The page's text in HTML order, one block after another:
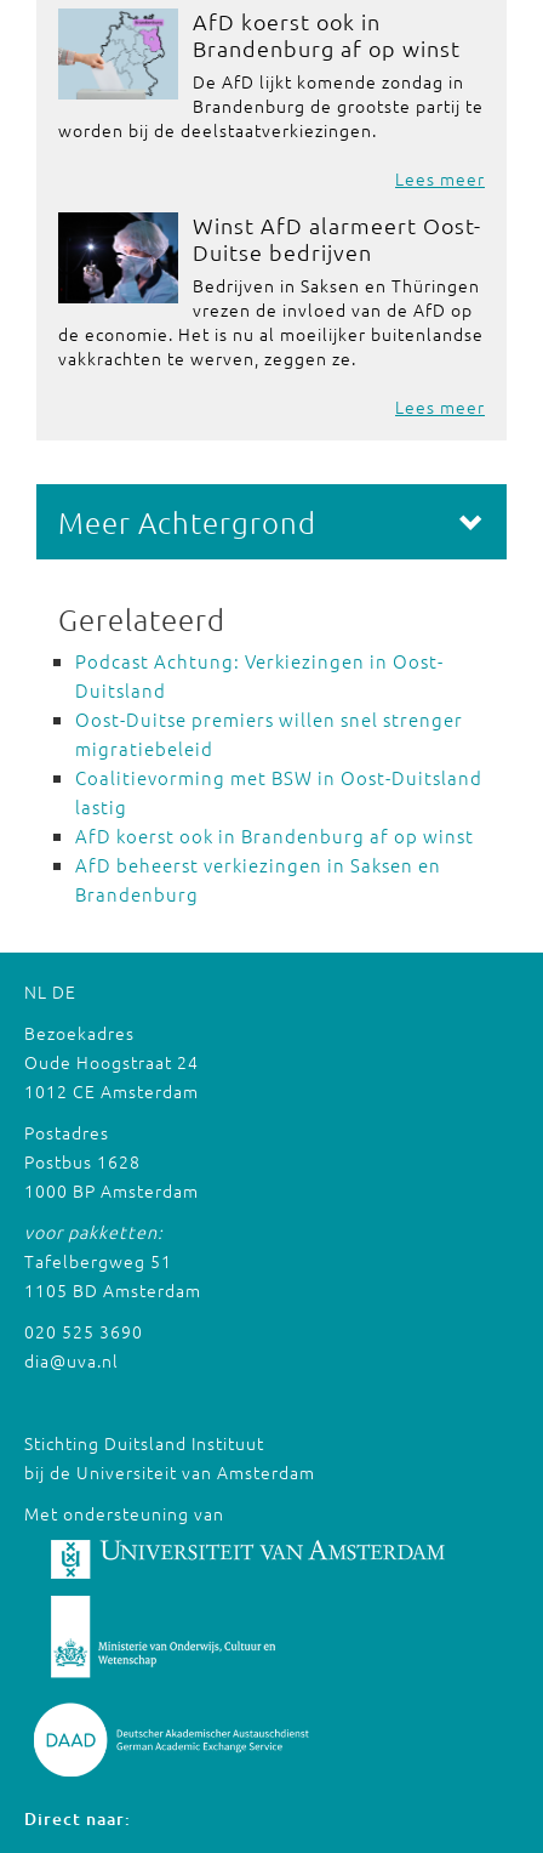
AfD koerst ook in
Brandenburg af op winst
De AfD lijkt komende zondag in
Brandenburg de grootste partij te
worden bij de deelstaatverkiezingen.
Lees meer
Winst AfD alarmeert Oost-
Duitse bedrijven
Bedrijven in Saksen en Thüringen
vrezen de invloed van de AfD op
de economie. Het is nu al moeilijker buitenlandse
vakkrachten te werven, zeggen ze.
Lees meer
Meer Achtergrond
Gerelateerd
Podcast Achtung: Verkiezingen in Oost-
Duitsland
Oost-Duitse premiers willen snel strenger
migratiebeleid
Coalitievorming met BSW in Oost-Duitsland
lastig
AfD koerst ook in Brandenburg af op winst
AfD beheerst verkiezingen in Saksen en
Brandenburg
NL DE
Bezoekadres
Oude Hoogstraat 24
1012 CE Amsterdam
Postadres
Postbus 1628
1000 BP Amsterdam
voor pakketten:
Tafelbergweg 51
1105 BD Amsterdam
020 525 3690
dia@uva.nl
Stichting Duitsland Instituut
bij de Universiteit van Amsterdam
Met ondersteuning van
Direct naar: